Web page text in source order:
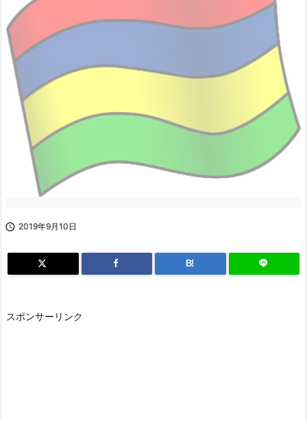
 2019年9月10日
B!
スポンサーリンク